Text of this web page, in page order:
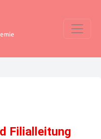
Filialleitung